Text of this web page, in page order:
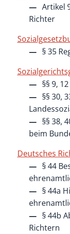
Artikel
Richter
§ 35
§§ 9,
§§ 30,
§§ 38,
beim
Deutsches
§ 44
§ 44a
§ 44b
Richtern